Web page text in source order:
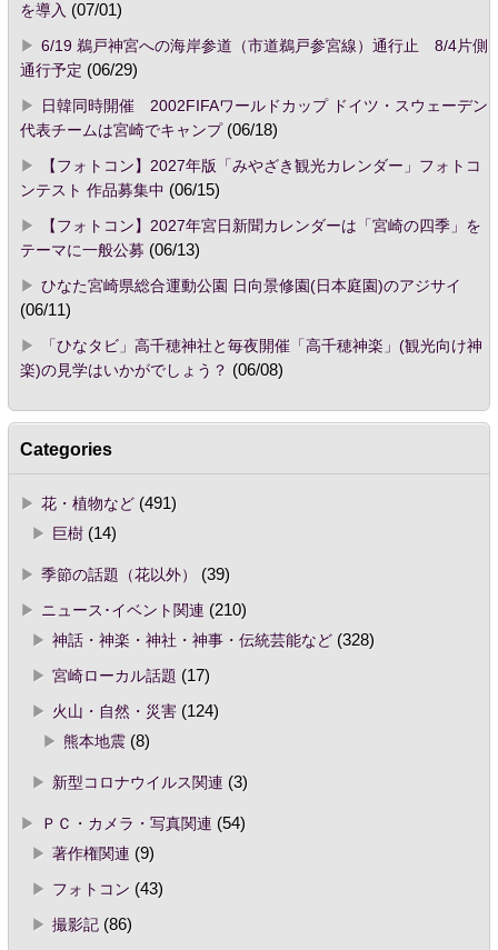
を導入 (07/01)
6/19 鵜戸神宮への海岸参道（市道鵜戸参宮線）通行止 8/4片側
通行予定 (06/29)
日韓同時開催 2002FIFAワールドカップ ドイツ・スウェーデン
代表チームは宮崎でキャンプ(06/18)
【フォトコン】2027年版「みやざき観光カレンダー」フォトコ
ンテスト 作品募集中 (06/15)
【フォトコン】2027年宮日新聞カレンダーは「宮崎の四季」を
テーマに一般公募 (06/13)
ひなた宮崎県総合運動公園 日向景修園(日本庭園)のアジサイ
(06/11)
「ひなタビ」高千穂神社と毎夜開催「高千穂神楽」(観光向け神
楽)の見学はいかがでしょう？ (06/08)
Categories
花・植物など(491)
巨樹(14)
季節の話題（花以外）
(39)
ニュース･イベント関連 (210)
神話・神楽・神社・神事・伝統芸能など(328)
宮崎ローカル話題 (17)
火山・自然・災害(124)
熊本地震(8)
新型コロナウイルス関連 (3)
ＰＣ・カメラ・写真関連 (54)
著作権関連 (9)
フォトコン (43)
撮影記(86)